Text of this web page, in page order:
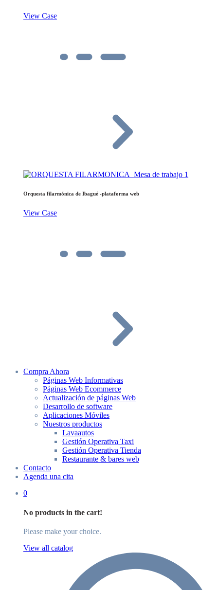
View Case
Orquesta filarmónica de Ibagué -plataforma web
View Case
Compra Ahora
Páginas Web Informativas
Páginas Web Ecommerce
Actualización de páginas Web
Desarrollo de software
Aplicaciones Móviles
Nuestros productos
Lavaautos
Gestión Operativa Taxi
Gestión Operativa Tienda
Restaurante & bares web
Contacto
Agenda una cita
0
No products in the cart!
Please make your choice.
View all catalog